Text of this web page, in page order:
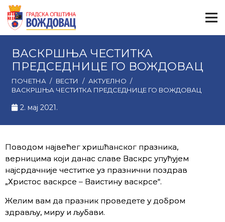
ВАСКРШЊА ЧЕСТИТКА
ПРЕДСЕДНИЦЕ ГО ВОЖДОВАЦ
ПОЧЕТНА / ВЕСТИ / АКТУЕЛНО /
ВАСКРШЊА ЧЕСТИТКА ПРЕДСЕДНИЦЕ ГО ВОЖДОВАЦ
2. мај 2021.
Поводом највећег хришћанског празника,
верницима који данас славе Васкрс упућујем
најсрдачније честитке уз празнични поздрав
„Христос васкрсе – Ваистину васкрсе“.
Желим вам да празник проведете у добром
здрављу, миру и љубави.